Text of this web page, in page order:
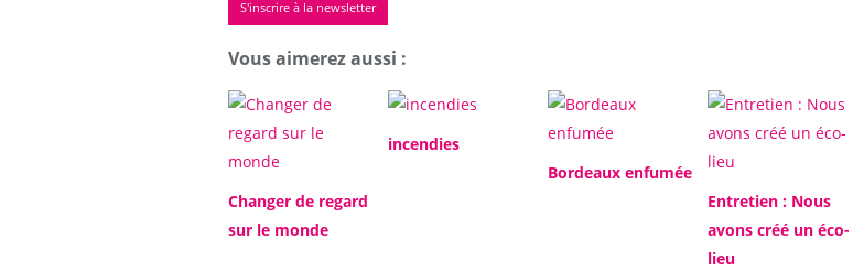
S'inscrire à la newsletter
Vous aimerez aussi :
Changer de regard
sur le monde
incendies
Bordeaux enfumée
Entretien : Nous
avons créé un éco-
lieu